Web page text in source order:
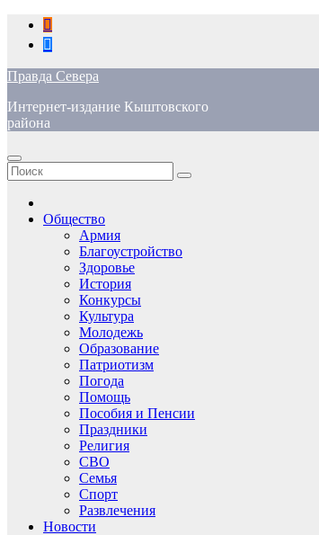
Перейти
содержимому
Правда Севера
Интернет-издание Кыштовского
района
Общество
Армия
Благоустройство
Здоровье
История
Конкурсы
Культура
Молодежь
Образование
Патриотизм
Погода
Помощь
Пособия и Пенсии
Праздники
Религия
СВО
Семья
Спорт
Развлечения
Новости